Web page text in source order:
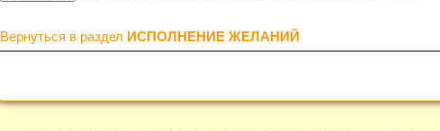
Вернуться в раздел ИСПОЛНЕНИЕ ЖЕЛАНИЙ